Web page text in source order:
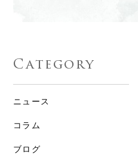
Category
ニュース
コラム
ブログ